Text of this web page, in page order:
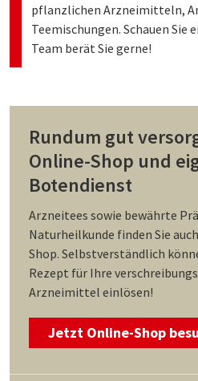
pflanzlichen Arzneimitteln,
Teemischungen. Schauen Sie
Team berät Sie gerne!
Rundum gut
Online-Shop und
Botendienst
Arzneitees sowie bewährte
Naturheilkunde finden Sie
Shop. Selbstverständlich
Rezept für Ihre
Arzneimittel einlösen!
Jetzt Online-Shop